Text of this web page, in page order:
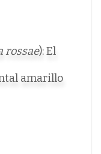
rossae): El
amarillo